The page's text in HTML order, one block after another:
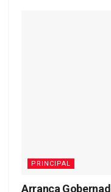
PRINCIPAL
Arranca